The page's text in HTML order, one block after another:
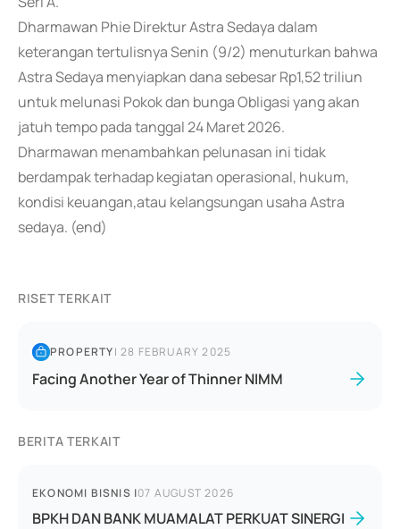
Dharmawan Phie Direktur Astra Sedaya dalam
keterangan tertulisnya Senin (9/2) menuturkan bahwa
Astra Sedaya menyiapkan dana sebesar Rp1,52 triliun
untuk melunasi Pokok dan bunga Obligasi yang akan
jatuh tempo pada tanggal 24 Maret 2026.
Dharmawan menambahkan pelunasan ini tidak
berdampak terhadap kegiatan operasional, hukum,
kondisi keuangan,atau kelangsungan usaha Astra
sedaya. (end)
RISET TERKAIT
PROPERTY|28 FEBRUARY 2025
Facing Another Year of Thinner NIMM
BERITA TERKAIT
EKONOMI BISNIS |07 AUGUST 2026
BPKH DAN BANK MUAMALAT PERKUAT SINERGI